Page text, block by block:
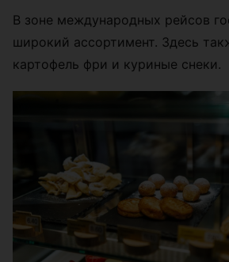
В зоне международных рейсов
широкий ассортимент. Здесь
картофель фри и куриные снеки.